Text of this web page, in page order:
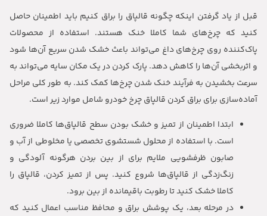
قبل از یاد گرفتن اینکه چگونه قالپاق را براق کنیم باید اطمینان حاصل
کنید که چرخ‌های شما کاملا خنک هستند. استفاده از محصولات
پاک‌کننده روی چرخ‌های داغ می‌تواند باعث خشک شدن سریع آن‌ها شود
و اثربخشی آن‌ها را کاهش دهد. پارک کردن در یک مکان سایه می‌تواند به
سرعت بخشیدن به فرآیند خنک شدن چرخ‌ها کمک کند. به طور کلی مراحل
آماده‌سازی برای براق کردن قالپاق چرخ خودرو شامل موارد زیر است.
ابتدا اطمینان از تمیز و خشک بودن سطح قالپاق‌ها کاملا ضروری
است. با استفاده از محلول شستشوی تخصصی یا مخلوطی از آب و
صابون ظرفشویی ملایم برای از بین بردن هرگونه آلودگی و
زنگ‌زدگی از قالپاق‌ها شروع کنید. پس از تمیز کردن، قالپاق را
کاملا خشک کنید تا رطوبت باقیمانده از بین برود.
در مرحله بعد، یک پوشش براق و محافظ مناسب اعمال کنید که